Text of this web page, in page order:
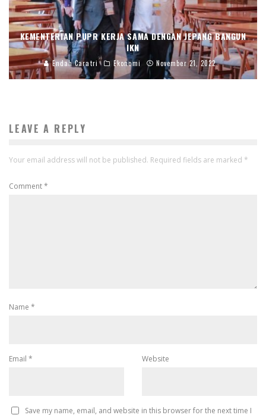
KEMENTERIAN PUPR KERJA SAMA DENGAN JEPANG BANGUN
IKN
Endah Caratri Ekonomi November 21, 2022
LEAVE A REPLY
Your email address will not be published. Required fields are marked *
Comment*
Name *
Email * Website
Save my name, email, and website in this browser for the next time I